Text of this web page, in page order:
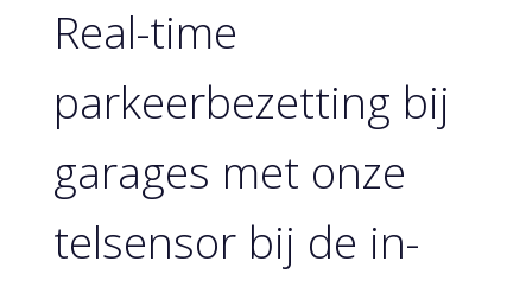
Real-time
parkeerbezetting bij
garages met onze
telsensor bij de in-